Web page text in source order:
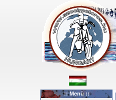
:: Menü ::